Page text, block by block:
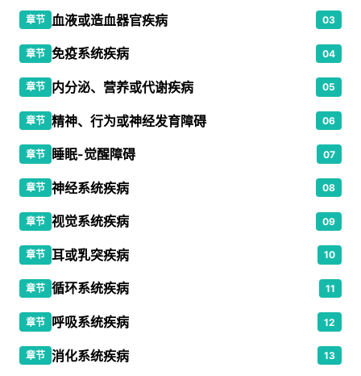
章节 血液或造血器官疾病 03
章节 免疫系统疾病 04
章节 内分泌、营养或代谢疾病 05
章节 精神、行为或神经发育障碍 06
章节 睡眠-觉醒障碍 07
章节 神经系统疾病 08
章节 视觉系统疾病 09
章节 耳或乳突疾病 10
章节 循环系统疾病 11
章节 呼吸系统疾病 12
章节 消化系统疾病 13